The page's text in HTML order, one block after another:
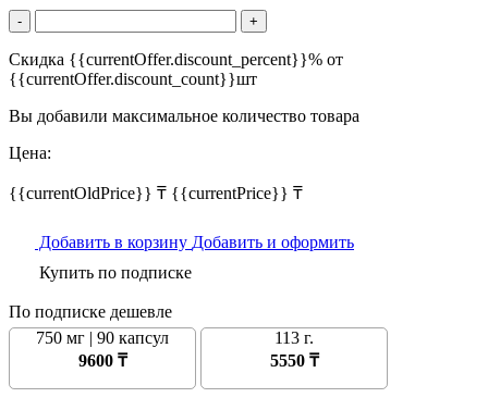
- +
Скидка {{currentOffer.discount_percent}}% от
{{currentOffer.discount_count}}шт
Вы добавили максимальное количество товара
Цена:
{{currentOldPrice}} ₸ {{currentPrice}} ₸
Добавить в корзину Добавить и оформить
Купить по подписке
По подписке дешевле
750 мг | 90 капсул
9600 ₸
113 г.
5550 ₸